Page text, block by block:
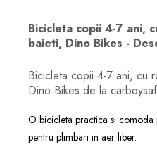
Bicicleta copii 4-7 ani,
baieti, Dino Bikes -
Bicicleta copii 4-7 ani, cu
Dino Bikes de la
O bicicleta practica si
pentru plimbari in aer liber.